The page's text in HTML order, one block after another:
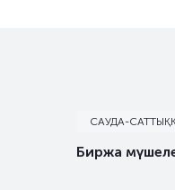
САУДА-
Биржа